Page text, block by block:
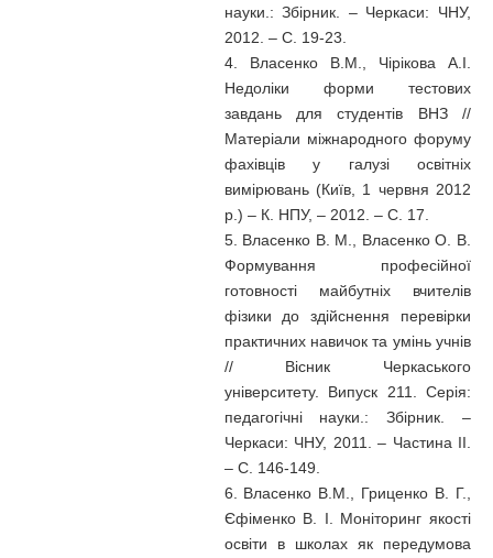
науки.: Збірник. – Черкаси: ЧНУ,
2012. – С. 19-23.
4. Власенко В.М., Чірікова А.І.
Недоліки форми тестових
завдань для студентів ВНЗ //
Матеріали міжнародного форуму
фахівців у галузі освітніх
вимірювань (Київ, 1 червня 2012
р.) – К. НПУ, – 2012. – С. 17.
5. Власенко В. М., Власенко О. В.
Формування професійної
готовності майбутніх вчителів
фізики до здійснення перевірки
практичних навичок та умінь учнів
// Вісник Черкаського
університету. Випуск 211. Серія:
педагогічні науки.: Збірник. –
Черкаси: ЧНУ, 2011. – Частина ІІ.
– С. 146-149.
6. Власенко В.М., Гриценко В. Г.,
Єфіменко В. І. Моніторинг якості
освіти в школах як передумова